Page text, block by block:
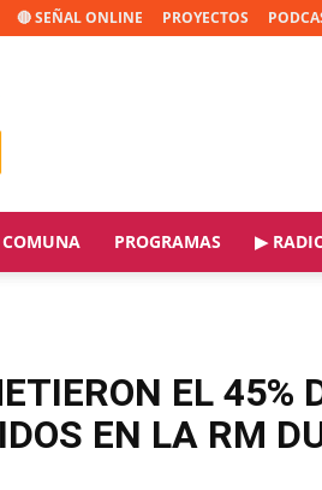
🔴 SEÑAL ONLINE PROYECTOS
COMUNA PROGRAMAS ▶
EL 45%
EN LA RM